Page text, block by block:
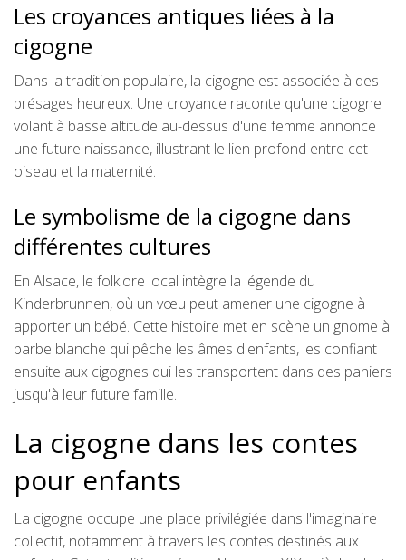
Les croyances antiques liées à la
cigogne
Dans la tradition populaire, la cigogne est associée à des
présages heureux. Une croyance raconte qu'une cigogne
volant à basse altitude au-dessus d'une femme annonce
une future naissance, illustrant le lien profond entre cet
oiseau et la maternité.
Le symbolisme de la cigogne dans
différentes cultures
En Alsace, le folklore local intègre la légende du
Kinderbrunnen, où un vœu peut amener une cigogne à
apporter un bébé. Cette histoire met en scène un gnome à
barbe blanche qui pêche les âmes d'enfants, les confiant
ensuite aux cigognes qui les transportent dans des paniers
jusqu'à leur future famille.
La cigogne dans les contes
pour enfants
La cigogne occupe une place privilégiée dans l'imaginaire
collectif, notamment à travers les contes destinés aux